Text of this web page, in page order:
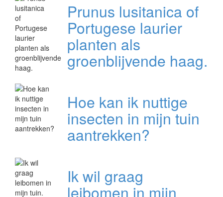
Prunus lusitanica of
Portugese laurier
planten als
groenblijvende haag.
Hoe kan ik nuttige
insecten in mijn tuin
aantrekken?
Ik wil graag
leibomen in mijn